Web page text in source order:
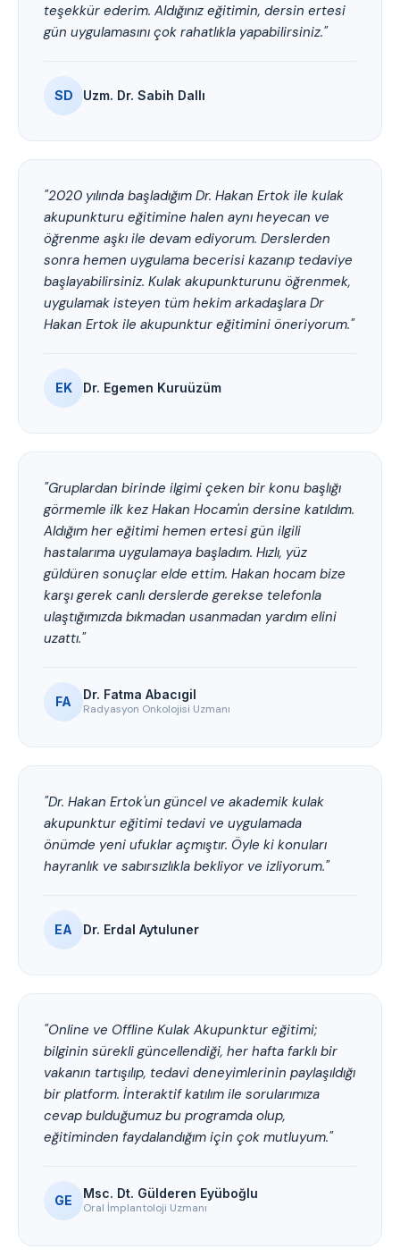
teşekkür ederim. Aldığınız eğitimin, dersin ertesi
gün uygulamasını çok rahatlıkla yapabilirsiniz."
SD Uzm. Dr. Sabih Dallı
"2020 yılında başladığım Dr. Hakan Ertok ile kulak
akupunkturu eğitimine halen aynı heyecan ve
öğrenme aşkı ile devam ediyorum. Derslerden
sonra hemen uygulama becerisi kazanıp tedaviye
başlayabilirsiniz. Kulak akupunkturunu öğrenmek,
uygulamak isteyen tüm hekim arkadaşlara Dr
Hakan Ertok ile akupunktur eğitimini öneriyorum."
EK Dr. Egemen Kuruüzüm
"Gruplardan birinde ilgimi çeken bir konu başlığı
görmemle ilk kez Hakan Hocam'ın dersine katıldım.
Aldığım her eğitimi hemen ertesi gün ilgili
hastalarıma uygulamaya başladım. Hızlı, yüz
güldüren sonuçlar elde ettim. Hakan hocam bize
karşı gerek canlı derslerde gerekse telefonla
ulaştığımızda bıkmadan usanmadan yardım elini
uzattı."
FA Dr. Fatma Abacıgil
Radyasyon Onkolojisi Uzmanı
"Dr. Hakan Ertok'un güncel ve akademik kulak
akupunktur eğitimi tedavi ve uygulamada
önümde yeni ufuklar açmıştır. Öyle ki konuları
hayranlık ve sabırsızlıkla bekliyor ve izliyorum."
EA Dr. Erdal Aytuluner
"Online ve Offline Kulak Akupunktur eğitimi;
bilginin sürekli güncellendiği, her hafta farklı bir
vakanın tartışılıp, tedavi deneyimlerinin paylaşıldığı
bir platform. İnteraktif katılım ile sorularımıza
cevap bulduğumuz bu programda olup,
eğitiminden faydalandığım için çok mutluyum."
GE Msc. Dt. Gülderen Eyüboğlu
Oral İmplantoloji Uzmanı